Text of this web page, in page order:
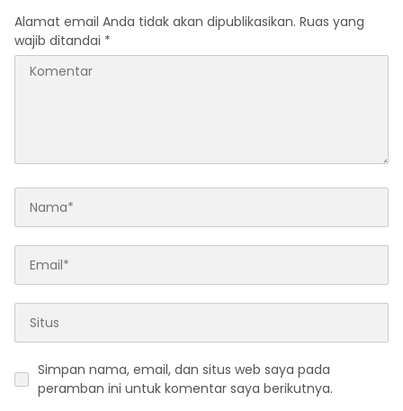
Alamat email Anda tidak akan dipublikasikan. Ruas yang
wajib ditandai *
Simpan nama, email, dan situs web saya pada
peramban ini untuk komentar saya berikutnya.